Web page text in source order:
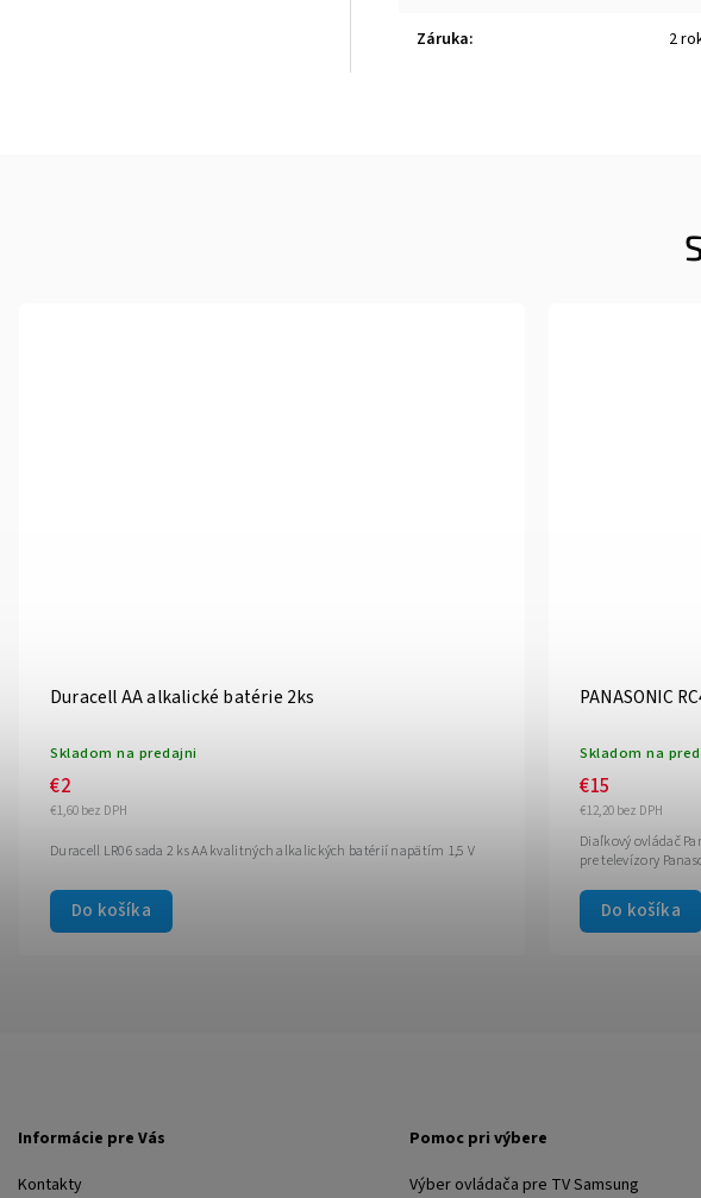
Záruka: 2
Duracell AA alkalické batérie 2ks
Skladom na predajni
€1,60 bez DPH
€2
Do košíka
Duracell LR06 sada 2 ks AA kvalitných alkalických batérií napätím 1,5 V
PANASONIC
Skladom na
€12,20 bez DPH
€15
Do košíka
Diaľkový ovládač
pre televízory
Informácie pre Vás
Kontakty
Pomoc pri výbere
Výber ovládača pre TV Samsung